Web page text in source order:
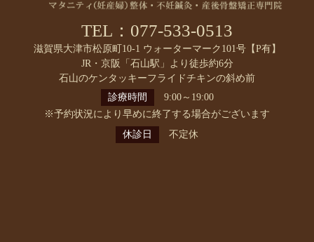
TEL：077-533-0513
滋賀県大津市松原町10-1 ウォーターマーク101号【P有】
JR・京阪「石山駅」より徒歩約6分
石山のケンタッキーフライドチキンの斜め前
診療時間
9:00～19:00
※予約状況により早めに終了する場合がございます
休診日
不定休